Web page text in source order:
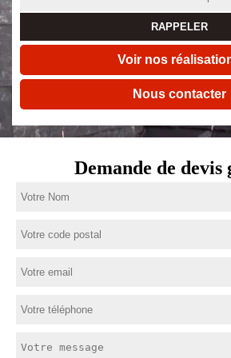
Voir nos
Nous contacter
Demande de